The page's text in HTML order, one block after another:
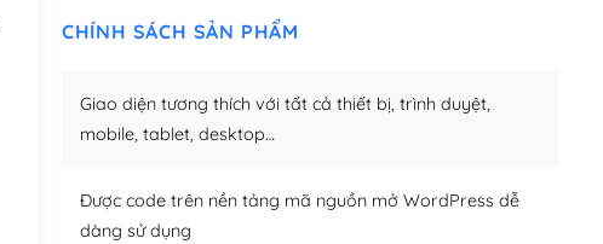
CHÍNH SÁCH SẢN PHẨM
Giao diện tương thích với tất cả thiết bị, trình duyệt,
mobile, tablet, desktop…
Được code trên nền tảng mã nguồn mở WordPress dễ
dàng sử dụng